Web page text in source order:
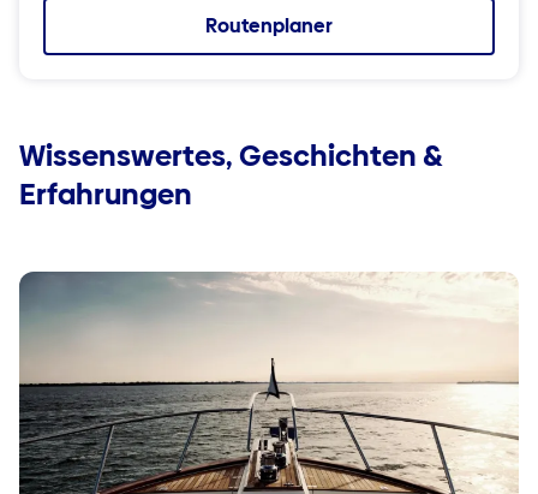
Routenplaner
Wissenswertes, Geschichten &
Erfahrungen